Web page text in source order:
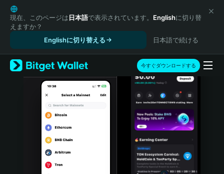
English
日本語
Tiếng Việt
Español (Latinoamérica)
Türkçe
Italiano
Português (Portugal)
Bahasa Indonesia
現在、このページは日本語で表示されています。 Englishに切り替
えますか？
Englishに切り替える
日本語で続ける
今すぐダウンロードする